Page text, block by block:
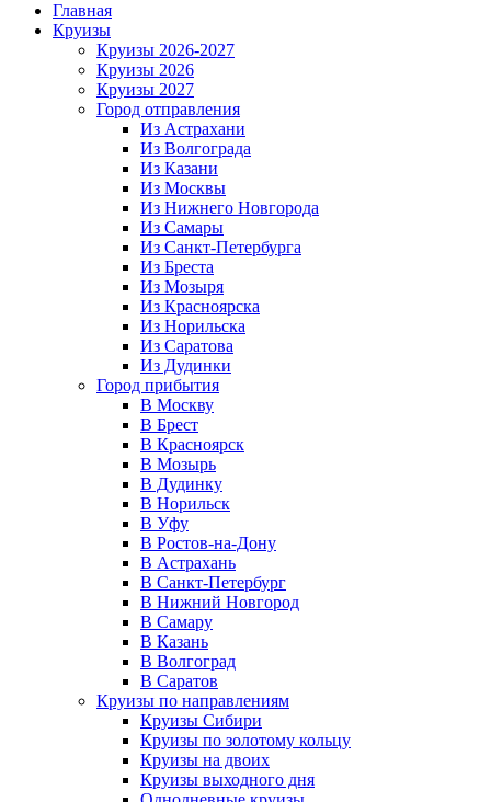
Главная
Круизы
Круизы 2026-2027
Круизы 2026
Круизы 2027
Город отправления
Из Астрахани
Из Волгограда
Из Казани
Из Москвы
Из Нижнего Новгорода
Из Самары
Из Санкт-Петербурга
Из Бреста
Из Мозыря
Из Красноярска
Из Норильска
Из Саратова
Из Дудинки
Город прибытия
В Москву
В Брест
В Красноярск
В Мозырь
В Дудинку
В Норильск
В Уфу
В Ростов-на-Дону
В Астрахань
В Санкт-Петербург
В Нижний Новгород
В Самару
В Казань
В Волгоград
В Саратов
Круизы по направлениям
Круизы Сибири
Круизы по золотому кольцу
Круизы на двоих
Круизы выходного дня